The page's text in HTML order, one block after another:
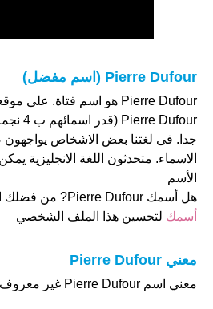
Pierre Dufour (اسم مفضل)
جدا. فى لغتنا بعض الاشخاص
الاسماء. متحدثون اللغة الانجليزية
الأسم
هل أسمك Pierre Dufour? من فضلك اجب على
أسمك لتحسين هذا الملف الشخصي
معني Pierre Dufour
معني اسم Pierre Dufour غير معروف لنا